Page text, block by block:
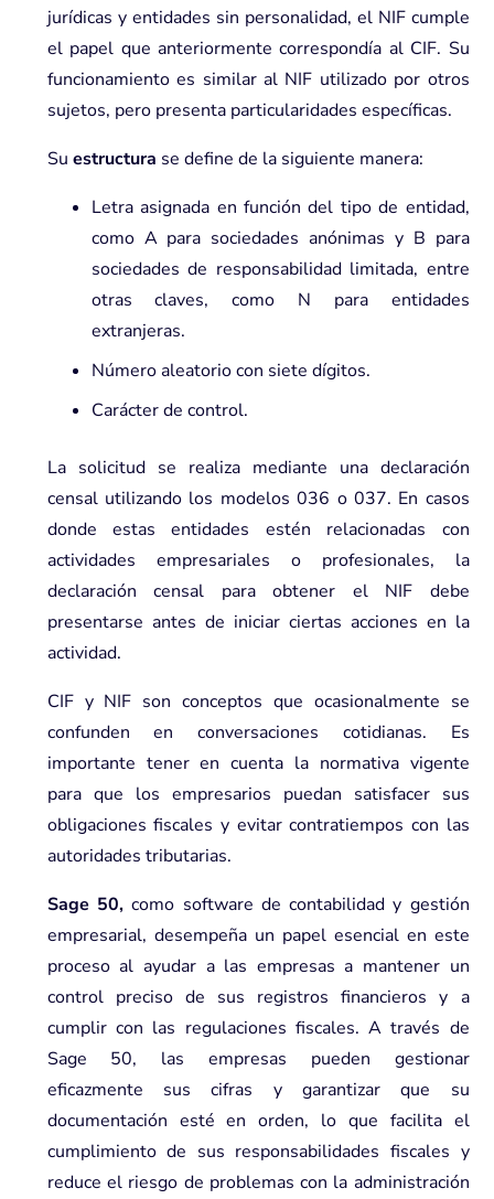
jurídicas y entidades sin personalidad, el NIF cumple
el papel que anteriormente correspondía al CIF. Su
funcionamiento es similar al NIF utilizado por otros
sujetos, pero presenta particularidades específicas.
Su estructura se define de la siguiente manera:
Letra asignada en función del tipo de entidad,
como A para sociedades anónimas y B para
sociedades de responsabilidad limitada, entre
otras claves, como N para entidades
extranjeras.
Número aleatorio con siete dígitos.
Carácter de control.
La solicitud se realiza mediante una declaración
censal utilizando los modelos 036 o 037. En casos
donde estas entidades estén relacionadas con
actividades empresariales o profesionales, la
declaración censal para obtener el NIF debe
presentarse antes de iniciar ciertas acciones en la
actividad.
CIF y NIF son conceptos que ocasionalmente se
confunden en conversaciones cotidianas. Es
importante tener en cuenta la normativa vigente
para que los empresarios puedan satisfacer sus
obligaciones fiscales y evitar contratiempos con las
autoridades tributarias.
Sage 50,como software de contabilidad y gestión
empresarial, desempeña un papel esencial en este
proceso al ayudar a las empresas a mantener un
control preciso de sus registros financieros y a
cumplir con las regulaciones fiscales. A través de
Sage 50, las empresas pueden gestionar
eficazmente sus cifras y garantizar que su
documentación esté en orden, lo que facilita el
cumplimiento de sus responsabilidades fiscales y
reduce el riesgo de problemas con la administración